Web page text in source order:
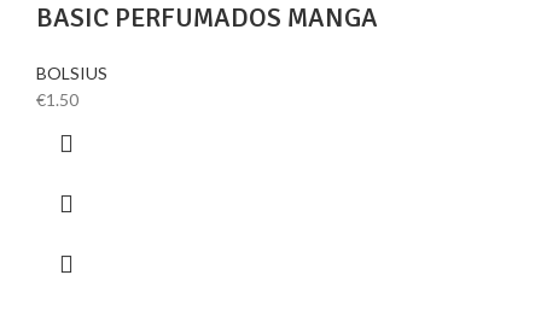
BASIC PERFUMADOS MANGA
BOLSIUS
€1.50